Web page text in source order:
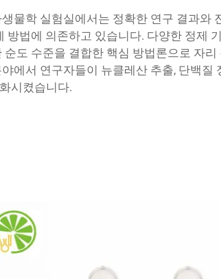
물학 실험실에서는 정확한 연구 결과와
방법에 의존하고 있습니다. 다양한 정제
순도 수준을 결합한 핵심 방법론으로 자
에서 연구자들이 뉴클레산 추출, 단백질
시켰습니다.